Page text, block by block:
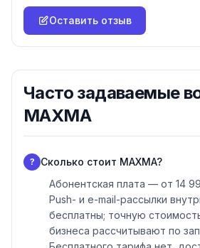
Оставить отзыв
Часто задаваемые
MAXMA
?
Сколько стоит MAXMA?
Абонентская плата — от 14
Push- и e-mail-рассылки
бесплатны; точную
бизнеса рассчитывают по